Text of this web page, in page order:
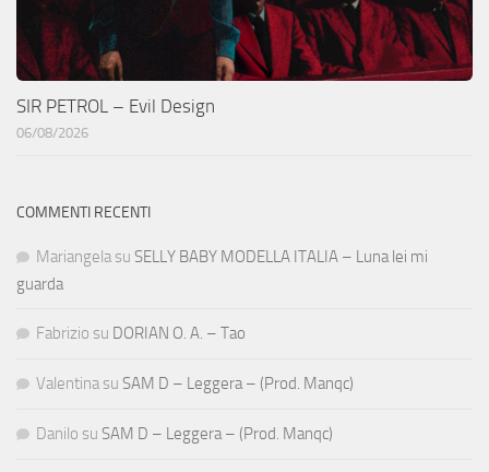
SIR PETROL – Evil Design
06/08/2026
COMMENTI RECENTI
Mariangela su SELLY BABY MODELLA ITALIA – Luna lei mi
guarda
Fabrizio su DORIAN O. A. – Tao
Valentina su SAM D – Leggera – (Prod. Manqc)
Danilo su SAM D – Leggera – (Prod. Manqc)